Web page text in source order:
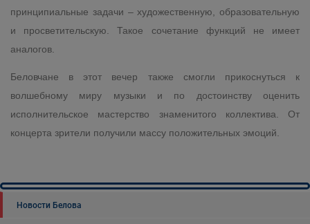
принципиальные задачи – художественную, образовательную
и просветительскую. Такое сочетание функций не имеет
аналогов.
Беловчане в этот вечер также смогли прикоснуться к
волшебному миру музыки и по достоинству оценить
исполнительское мастерство знаменитого коллектива. От
концерта зрители получили массу положительных эмоций.
Новости Белова